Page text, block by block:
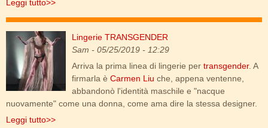
Leggi tutto>>
carmen_liu.jpg
Lingerie TRANSGENDER
Sam - 05/25/2019 - 12:29
Arriva la prima linea di lingerie per transgender. A
firmarla è Carmen Liu che, appena ventenne,
abbandonò l'identità maschile e "nacque
nuovamente" come una donna, come ama dire la stessa designer.
Leggi tutto>>